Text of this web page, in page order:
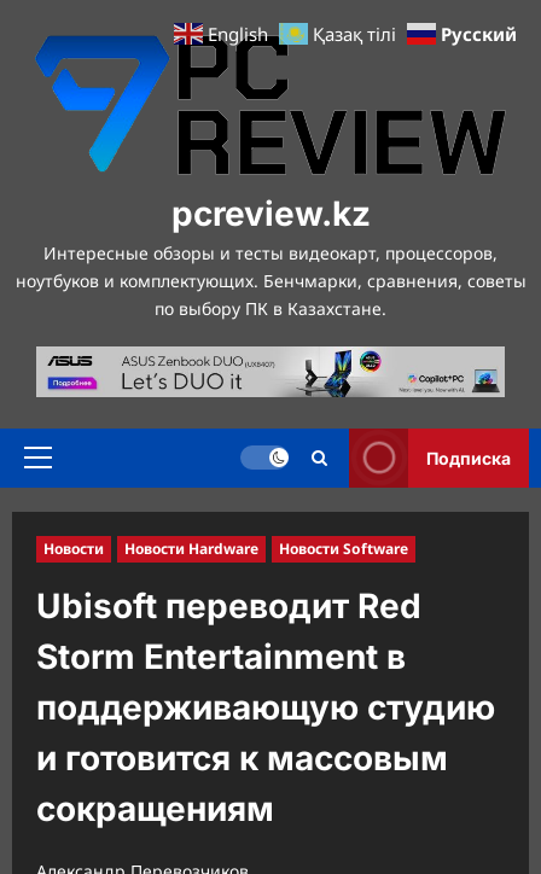
содержимому
pcreview.kz
Интересные обзоры и тесты видеокарт, процессоров,
ноутбуков и комплектующих. Бенчмарки, сравнения, советы
по выбору ПК в Казахстане.
Основное
Подписка
Новости Новости Hardware Новости Software
Ubisoft переводит Red
Storm Entertainment в
поддерживающую студию
и готовится к массовым
сокращениям
English Қазақ тілі Русский